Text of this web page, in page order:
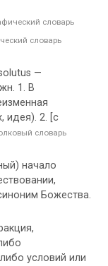
словарь
словарь
—
1. В
идея). 2. [с
словарь
начало
Божества.
условий или